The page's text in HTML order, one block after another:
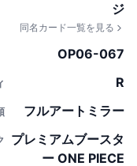
ジ
同名カード一覧を見る
OP06-067
R
フルアートミラー
プレミアムブースタ
ー ONE PIECE